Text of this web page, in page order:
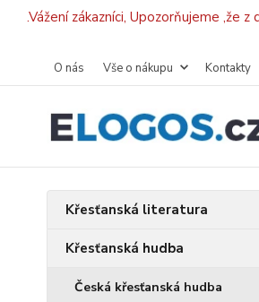
.Vážení zákazníci, Upozorňujeme ,že
O nás Vše o nákupu Kontakty
Křesťanská literatura
Křesťanská hudba
Česká křesťanská hudba